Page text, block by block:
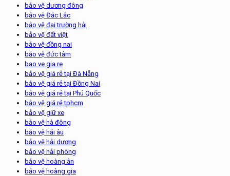
bảo vệ dương đông
bảo vệ Đắc Lắc
bảo vệ đại trường hải
bảo vệ đất việt
bảo vệ đồng nai
bảo vệ đức tâm
bao ve gia re
bảo vệ giá rẻ tại Đà Nẵng
bảo vệ giá rẻ tại Đồng Nai
bảo vệ giá rẻ tại Phú Quốc
bảo vệ giá rẻ tphcm
bảo vệ giữ xe
bảo vệ hà đông
bảo vệ hải âu
bảo vệ hải dương
bảo vệ hải phòng
bảo vệ hoàng ân
bảo vệ hoàng gia